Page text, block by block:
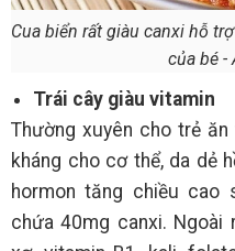
Cua biển rất giàu canxi hỗ
của bé -
Trái cây giàu vitamin
Thường xuyên cho trẻ
kháng cho cơ thể, da dẻ
hormon tăng chiều cao
chứa 40mg canxi.